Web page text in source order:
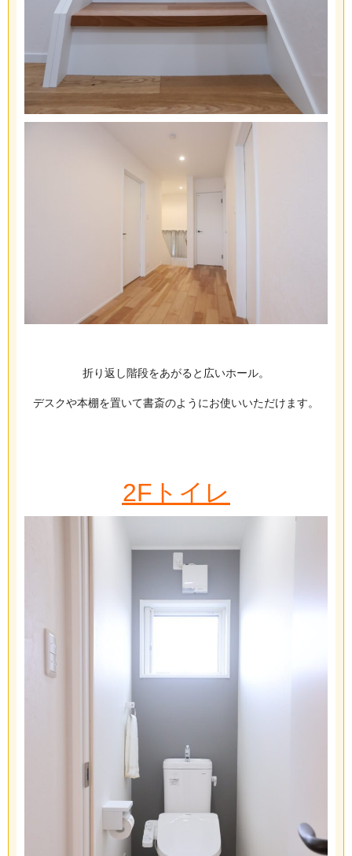
折り返し階段をあがると広いホール。
デスクや本棚を置いて書斎のようにお使いいただけます。
2Fトイレ